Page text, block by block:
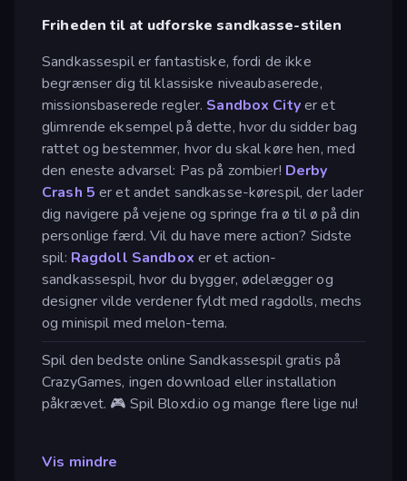
Friheden til at udforske sandkasse-stilen
Sandkassespil er fantastiske, fordi de ikke
begrænser dig til klassiske niveaubaserede,
missionsbaserede regler. Sandbox Cityer et
glimrende eksempel på dette, hvor du sidder bag
rattet og bestemmer, hvor du skal køre hen, med
den eneste advarsel: Pas på zombier! Derby
Crash 5er et andet sandkasse-kørespil, der lader
dig navigere på vejene og springe fra ø til ø på din
personlige færd. Vil du have mere action? Sidste
spil: Ragdoll Sandbox er et action-
sandkassespil, hvor du bygger, ødelægger og
designer vilde verdener fyldt med ragdolls, mechs
og minispil med melon-tema.
Spil den bedste online Sandkassespil gratis på
CrazyGames, ingen download eller installation
påkrævet. 🎮 Spil Bloxd.io og mange flere lige nu!
Vis mindre